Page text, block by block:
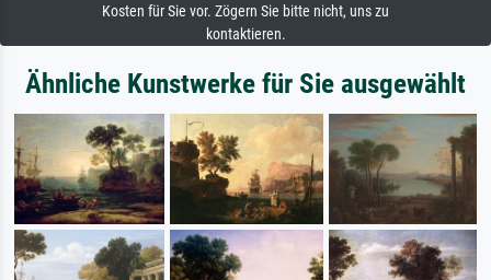
Kosten für Sie vor. Zögern Sie bitte nicht, uns zu
kontaktieren.
Ähnliche Kunstwerke für Sie ausgewählt